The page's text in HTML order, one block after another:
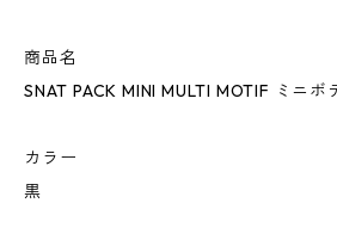
商品名
SNAT PACK MINI MULTI MOTIF ミニボ
カラー
黒